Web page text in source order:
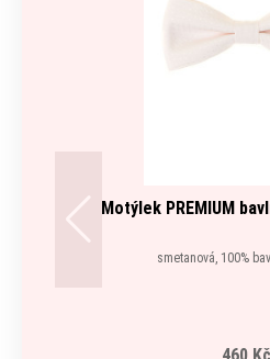
Motýlek PREMIUM
smetanová, 100%